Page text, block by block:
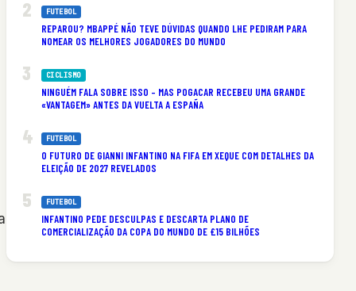
FUTEBOL
REPAROU? MBAPPÉ NÃO TEVE DÚVIDAS QUANDO LHE PEDIRAM PARA
NOMEAR OS MELHORES JOGADORES DO MUNDO
CICLISMO
NINGUÉM FALA SOBRE ISSO – MAS POGACAR RECEBEU UMA GRANDE
«VANTAGEM» ANTES DA VUELTA A ESPAÑA
FUTEBOL
O FUTURO DE GIANNI INFANTINO NA FIFA EM XEQUE COM DETALHES DA
ELEIÇÃO DE 2027 REVELADOS
FUTEBOL
INFANTINO PEDE DESCULPAS E DESCARTA PLANO DE
COMERCIALIZAÇÃO DA COPA DO MUNDO DE £15 BILHÕES